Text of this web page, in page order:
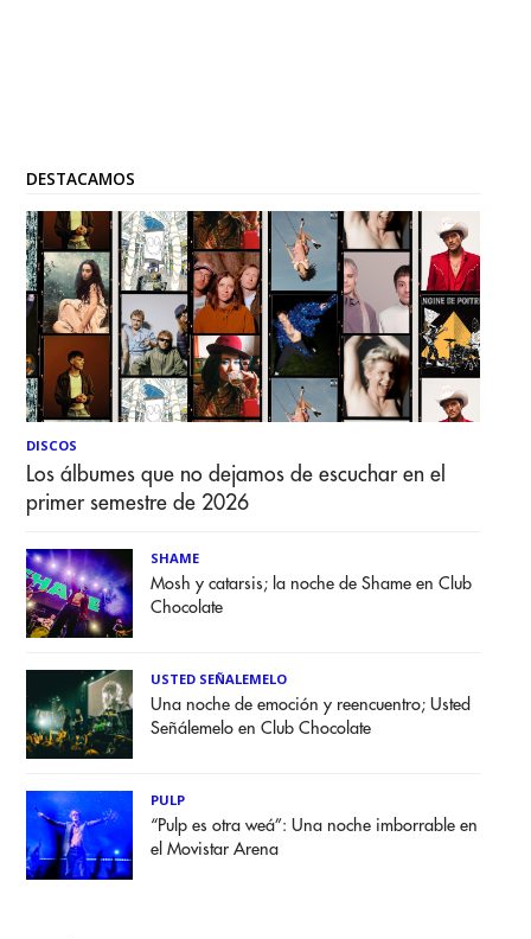
DESTACAMOS
DISCOS
Los álbumes que no dejamos de escuchar en el
primer semestre de 2026
SHAME
Mosh y catarsis; la noche de Shame en Club
Chocolate
USTED SEÑALEMELO
Una noche de emoción y reencuentro; Usted
Señálemelo en Club Chocolate
PULP
“Pulp es otra weá”: Una noche imborrable en
el Movistar Arena